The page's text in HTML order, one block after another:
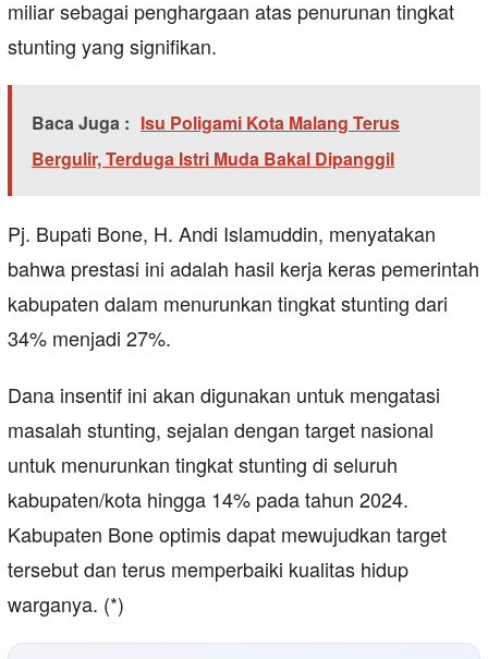
miliar sebagai penghargaan atas penurunan tingkat
stunting yang signifikan.
Baca Juga : Isu Poligami Kota Malang Terus
Bergulir, Terduga Istri Muda Bakal Dipanggil
Pj. Bupati Bone, H. Andi Islamuddin, menyatakan
bahwa prestasi ini adalah hasil kerja keras pemerintah
kabupaten dalam menurunkan tingkat stunting dari
34% menjadi 27%.
Dana insentif ini akan digunakan untuk mengatasi
masalah stunting, sejalan dengan target nasional
untuk menurunkan tingkat stunting di seluruh
kabupaten/kota hingga 14% pada tahun 2024.
Kabupaten Bone optimis dapat mewujudkan target
tersebut dan terus memperbaiki kualitas hidup
warganya. (*)